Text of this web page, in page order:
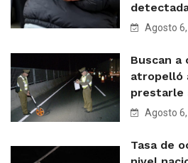
Agosto
Buscan a
atropelló
prestarle
Agosto
Tasa de